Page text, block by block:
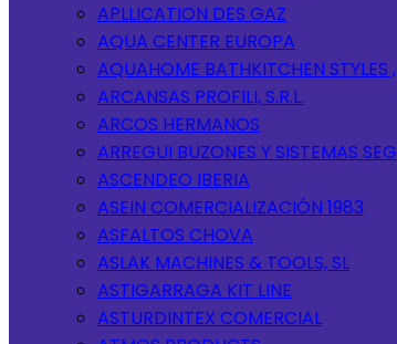
APLLICATION DES GAZ
AQUA CENTER EUROPA
AQUAHOME BATHKITCHEN STYLES ,
ARCANSAS PROFILI, S.R.L.
ARCOS HERMANOS
ARREGUI BUZONES Y SISTEMAS SEG
ASCENDEO IBERIA
ASEIN COMERCIALIZACIÓN 1983
ASFALTOS CHOVA
ASLAK MACHINES & TOOLS, SL
ASTIGARRAGA KIT LINE
ASTURDINTEX COMERCIAL